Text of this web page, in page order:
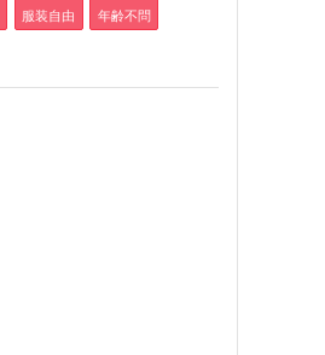
服装自由 年齢不問